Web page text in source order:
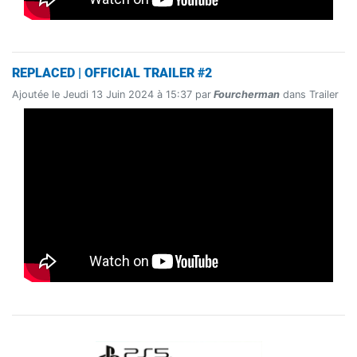
REPLACED | OFFICIAL TRAILER #2
Ajoutée le Jeudi 13 Juin 2024 à 15:37 par Fourcherman dans Trailer